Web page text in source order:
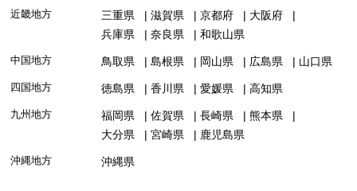
近畿地方 三重県 滋賀県 京都府
大阪府
兵庫県
奈良県 和歌山県
中国地方 鳥取県 島根県 岡山県 広島県 山口県
四国地方 徳島県 香川県 愛媛県 高知県
九州地方 福岡県 佐賀県 長崎県
熊本県
大分県
宮崎県 鹿児島県
沖縄地方 沖縄県